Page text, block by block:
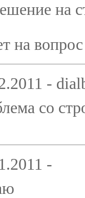
на
на
-
со
-